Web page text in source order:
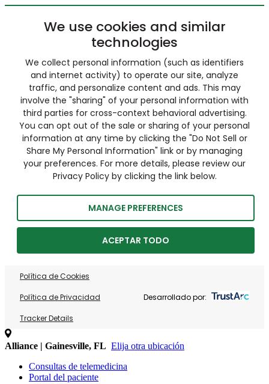
We use cookies and similar
technologies
We collect personal information (such as identifiers
and internet activity) to operate our site, analyze
traffic, and personalize content and ads. This may
involve the "sharing" of your personal information with
third parties for cross-context behavioral advertising.
You can opt out of the sale or sharing of your personal
information at any time by clicking the "Do Not Sell or
Share My Personal Information" link or by managing
your preferences. For more details, please review our
Privacy Policy by clicking the link below.
MANAGE PREFERENCES
ACEPTAR TODO
Política de Cookies
Política de Privacidad
Tracker Details
Desarrollado por:
Alliance | Gainesville, FL Elija otra ubicación
Consultas de telemedicina
Portal del paciente